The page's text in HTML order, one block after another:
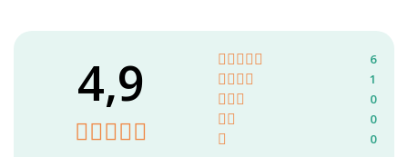
4,9
6
1
0
0
0